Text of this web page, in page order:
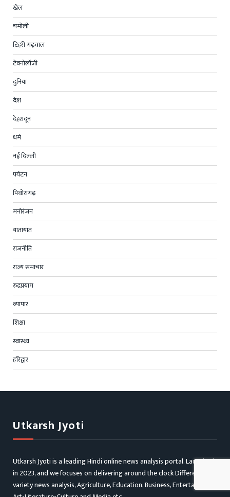
खेल
चमोली
टिहरी गढ़वाल
टेक्नोलॉजी
दुनिया
देश
देहरादून
धर्म
नई दिल्ली
पर्यटन
पिथोरागढ़
मनोरंजन
यातायात
राजनीति
राज्य समाचार
रुद्रप्रयाग
व्यापार
शिक्षा
स्वास्थ्य
हरिद्वार
Utkarsh Jyoti
Utkarsh Jyoti is a leading Hindi online news analysis portal. Launched
in 2023, and we focuses on delivering around the clock Different
variety news analysis, Agriculture, Education, Business, Entertainment,